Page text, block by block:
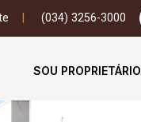
(034) 3256-3000
SOU PROPRIETÁRIO